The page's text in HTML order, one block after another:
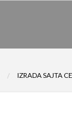
IZRADA SAJTA